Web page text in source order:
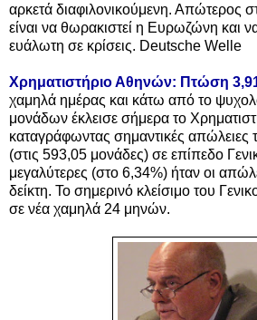
αρκετά διαφιλονικούμενη. Απώτερος
είναι να θωρακιστεί η Ευρωζώνη και
ευάλωτη σε κρίσεις. Deutsche Welle
Χρηματιστήριο Αθηνών: Πτώση
χαμηλά ημέρας και κάτω από το
μονάδων έκλεισε σήμερα το
καταγράφωντας σημαντικές απώλειες
(στις 593,05 μονάδες) σε επίπεδο
μεγαλύτερες (στο 6,34%) ήταν οι
δείκτη. Το σημερινό κλείσιμο του
σε νέα χαμηλά 24 μηνών.